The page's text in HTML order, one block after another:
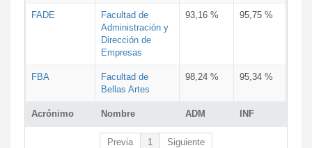
Acrónimo Nombre ADM INF
FADE
Facultad de
Administración y
Dirección de
Empresas
93,16 % 95,75 %
FBA
Facultad de
Bellas Artes
98,24 % 95,34 %
Previa 1 Siguiente